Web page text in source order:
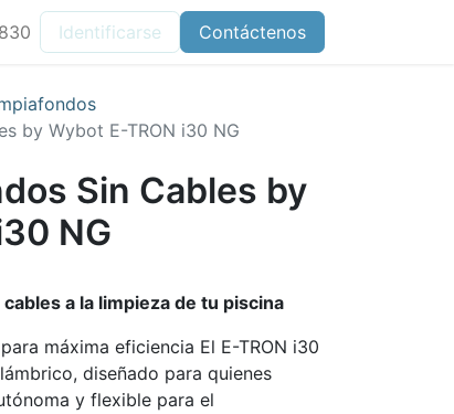
Identificarse Contáctenos
by Wybot E-TRON i30 NG
Sin Cables by
NG
a la limpieza de tu piscina
máxima eficiencia El E-TRON i30
diseñado para quienes
y flexible para el